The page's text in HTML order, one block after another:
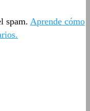
spam. Aprende cómo